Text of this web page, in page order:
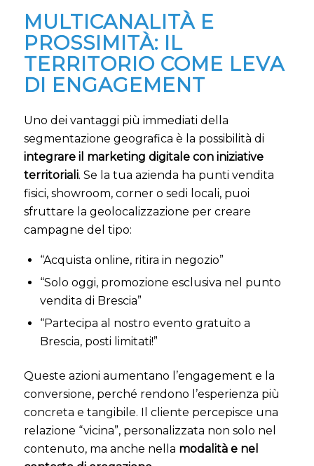
MULTICANALITÀ E
PROSSIMITÀ: IL
TERRITORIO COME LEVA
DI ENGAGEMENT
Uno dei vantaggi più immediati della
segmentazione geografica è la possibilità di
integrare il marketing digitale con iniziative
territoriali. Se la tua azienda ha punti vendita
fisici, showroom, corner o sedi locali, puoi
sfruttare la geolocalizzazione per creare
campagne del tipo:
“Acquista online, ritira in negozio”
“Solo oggi, promozione esclusiva nel punto
vendita di Brescia”
“Partecipa al nostro evento gratuito a
Brescia, posti limitati!”
Queste azioni aumentano l’engagement e la
conversione, perché rendono l’esperienza più
concreta e tangibile. Il cliente percepisce una
relazione “vicina”, personalizzata non solo nel
contenuto, ma anche nella modalità e nel